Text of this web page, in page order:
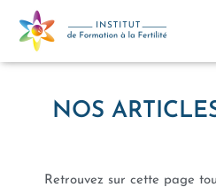
NOS
Retrouvez sur cette page